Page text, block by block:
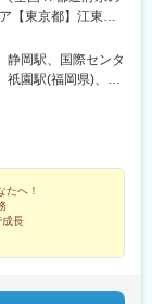
【東京都】江東
市【神奈川県】横
、川口市【千葉
（配属先によ
どが多少変動いた
京都港区◎営業所
縄県那覇市
静岡駅、国際センタ
園駅(福岡県)、県
南新宿駅、高田馬
初台駅、西新宿
駅(東京都)、京橋
前駅、築地市場
浜町駅、内幸町
、大崎広小路駅、
車道駅、京急鶴見
勢佐木長者町駅、
たへ！
長